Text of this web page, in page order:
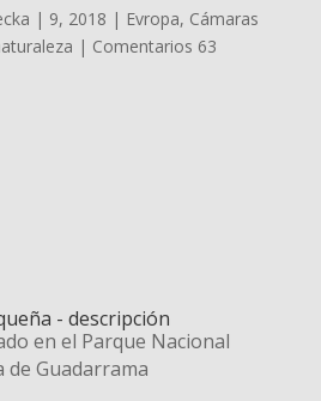
| 9, 2018 | Evropa, Cámaras
| Comentarios 63
- descripción
en el Parque Nacional
Guadarrama.